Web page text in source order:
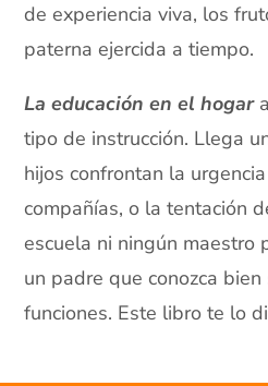
de experiencia viva, los
paterna ejercida a tiempo.
La educación en el hogar
tipo de instrucción. Llega
hijos confrontan la
compañías, o la tentación
escuela ni ningún maestro
un padre que conozca
funciones. Este libro te lo